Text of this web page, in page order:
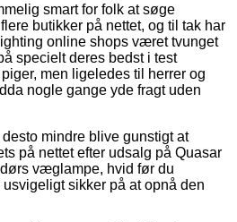
smart for folk at søge
butikker på nettet, og til tak har
online shops været tvunget
specielt deres bedst i test
men ligeledes til herrer og
nogle gange yde fragt uden
mindre blive gunstigt at
på nettet efter udsalg på Quasar
væglampe, hvid før du
sikker på at opnå den